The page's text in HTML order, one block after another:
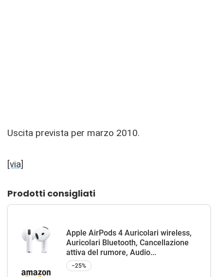
Uscita prevista per marzo 2010.
[via]
Prodotti consigliati
Apple AirPods 4 Auricolari wireless,
Auricolari Bluetooth, Cancellazione
attiva del rumore, Audio...
−25%